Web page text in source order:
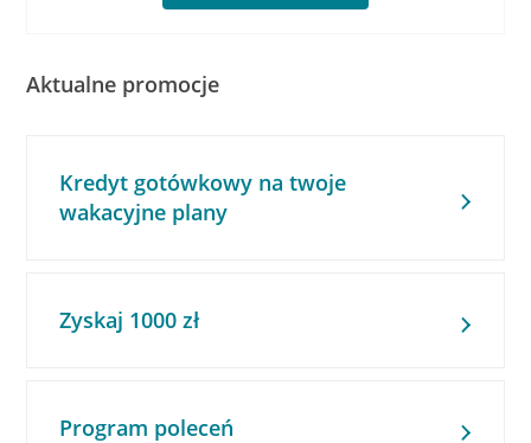
Aktualne promocje
Kredyt gotówkowy na twoje
wakacyjne plany
Zyskaj 1000 zł
Program poleceń